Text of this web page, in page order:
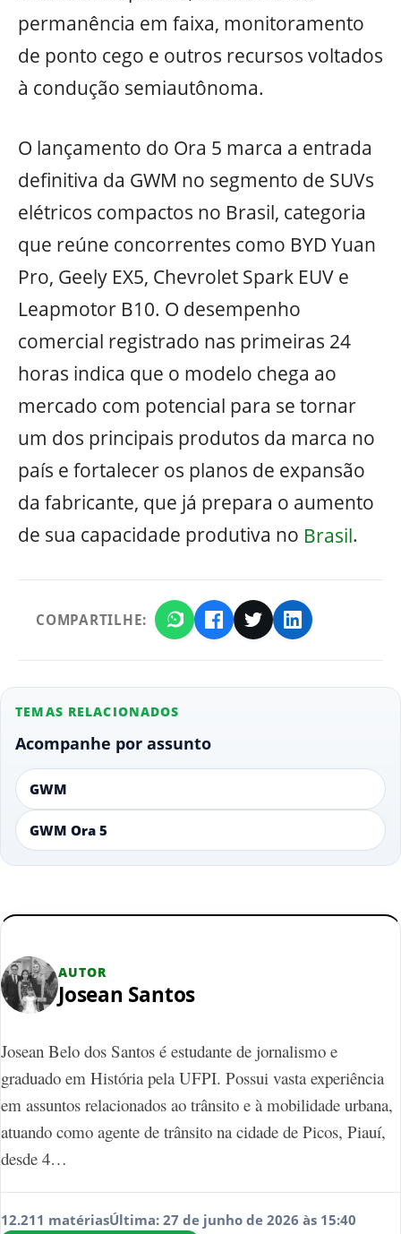
permanência em faixa, monitoramento
de ponto cego e outros recursos voltados
à condução semiautônoma.
O lançamento do Ora 5 marca a entrada
definitiva da GWM no segmento de SUVs
elétricos compactos no Brasil, categoria
que reúne concorrentes como BYD Yuan
Pro, Geely EX5, Chevrolet Spark EUV e
Leapmotor B10. O desempenho
comercial registrado nas primeiras 24
horas indica que o modelo chega ao
mercado com potencial para se tornar
um dos principais produtos da marca no
país e fortalecer os planos de expansão
da fabricante, que já prepara o aumento
de sua capacidade produtiva no Brasil.
COMPARTILHE:
TEMAS RELACIONADOS
Acompanhe por assunto
GWM
GWM Ora 5
AUTOR
Josean Santos
Josean Belo dos Santos é estudante de jornalismo e
graduado em História pela UFPI. Possui vasta experiência
em assuntos relacionados ao trânsito e à mobilidade urbana,
atuando como agente de trânsito na cidade de Picos, Piauí,
desde 4…
12.211 matériasÚltima: 27 de junho de 2026 às 15:40